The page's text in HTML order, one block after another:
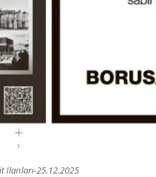
İlanları-25.12.2025